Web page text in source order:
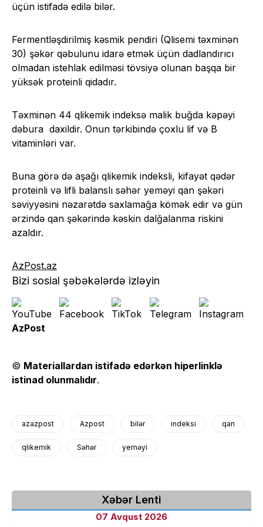
üçün istifadə edilə bilər.
Fermentləşdirilmiş kəsmik pendiri (Qlisemi təxminən
30) şəkər qəbulunu idarə etmək üçün dadlandırıcı
olmadan istehlak edilməsi tövsiyə olunan başqa bir
yüksək proteinli qidadır.
Təxminən 44 qlikemik indeksə malik buğda kəpəyi
dəbura daxildir. Onun tərkibində çoxlu lif və B
vitaminləri var.
Buna görə də aşağı qlikemik indeksli, kifayət qədər
proteinli və lifli balanslı səhər yeməyi qan şəkəri
səviyyəsini nəzarətdə saxlamağa kömək edir və gün
ərzində qan şəkərində kəskin dalğalanma riskini
azaldır.
AzPost.az
Bizi sosial şəbəkələrdə izləyin
AzPost
© Materiallardan istifadə edərkən hiperlinklə
istinad olunmalıdır.
azazpost Azpost bilər indeksi qan
qlikemik Səhər yeməyi
Xəbər Lenti
07 Avqust 2026